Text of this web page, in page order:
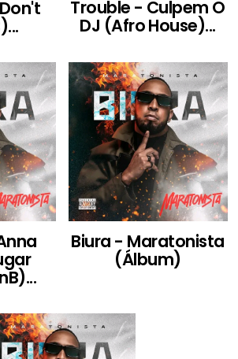
Trouble - Culpem O
DJ (Afro House)...
Biura - Maratonista
(Álbum)